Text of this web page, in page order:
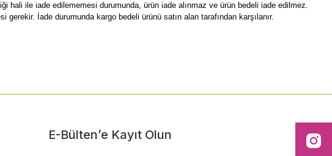
hali ile iade edilememesi durumunda, ürün iade alınmaz ve ürün bedeli iade edilmez.
İade durumunda kargo bedeli ürünü satın alan tarafından karşılanır.
E-Bülten’e Kayıt Olun